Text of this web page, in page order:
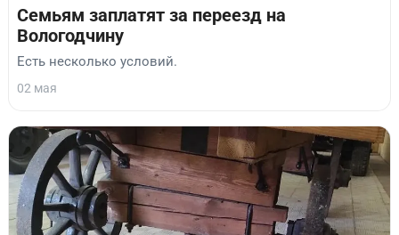
Семьям заплатят за переезд на
Вологодчину
Есть несколько условий.
02 мая